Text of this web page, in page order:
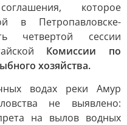
которое
в Петропавловске-
четвертой сессии
Комиссии по
хозяйства.
водах реки Амур
не выявлено:
на вылов водных